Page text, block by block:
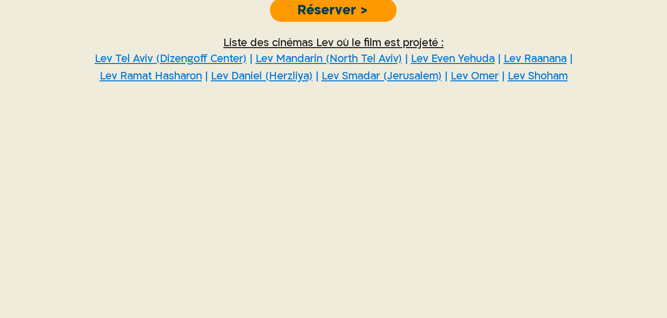
< Réserver
Liste des cinémas Lev où le film est projeté :
Lev Tel Aviv (Dizengoff Center) | Lev Mandarin (North Tel Aviv) | Lev Even Yehuda| Lev Raanana|
Lev Ramat Hasharon| Lev Daniel (Herzliya) | Lev Smadar (Jerusalem) | Lev Omer| Lev Shoham